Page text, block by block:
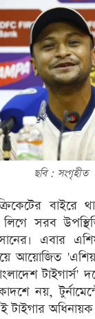
ছবি : সংগৃহীত
বাইরে
লিগে সরব
এবার
আয়োজিত
টাইগার্স'
নয়,
টাইগার